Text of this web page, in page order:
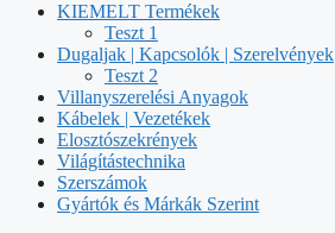
KIEMELT Termékek
Teszt 1
Dugaljak | Kapcsolók | Szerelvények
Teszt 2
Villanyszerelési Anyagok
Kábelek | Vezetékek
Elosztószekrények
Világítástechnika
Szerszámok
Gyártók és Márkák Szerint